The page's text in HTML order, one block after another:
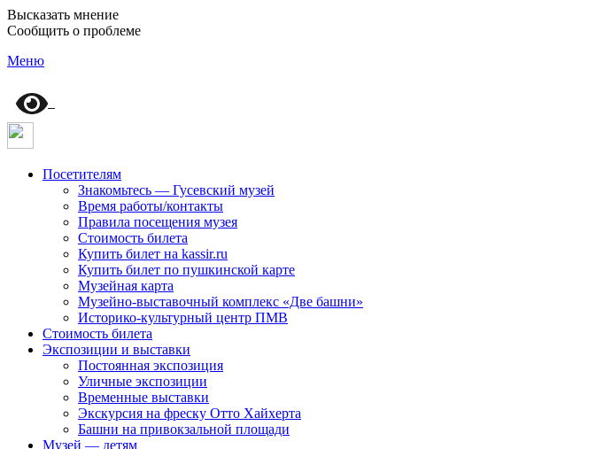
Высказать мнение
Сообщить о проблеме
Меню
Посетителям
Знакомьтесь — Гусевский музей
Время работы/контакты
Правила посещения музея
Стоимость билета
Купить билет на kassir.ru
Купить билет по пушкинской карте
Музейная карта
Музейно-выставочный комплекс «Две башни»
Историко-культурный центр ПМВ
Стоимость билета
Экспозиции и выставки
Постоянная экспозиция
Уличные экспозиции
Временные выставки
Экскурсия на фреску Отто Хайхерта
Башни на привокзальной площади
Музей — детям